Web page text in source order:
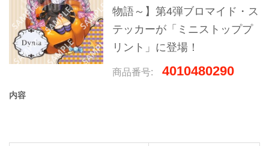
物語～】第4弾ブロマイド・ス
テッカーが「ミニストッププ
リント」に登場！
商品番号: 4010480290
内容